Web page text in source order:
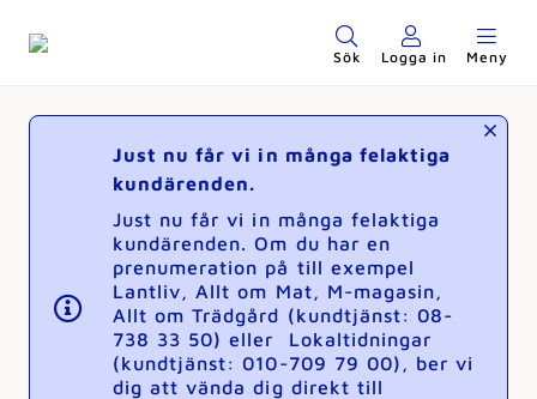
Sök Logga in Meny
Just nu får vi in många felaktiga
kundärenden.
Just nu får vi in många felaktiga
kundärenden. Om du har en
prenumeration på till exempel
Lantliv, Allt om Mat, M-magasin,
Allt om Trädgård (kundtjänst: 08-
738 33 50) eller Lokaltidningar
(kundtjänst: 010-709 79 00), ber vi
dig att vända dig direkt till